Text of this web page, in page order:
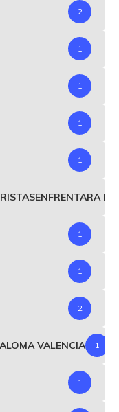
2
1
1
1
1
1
1
2
VALENCIA 1
1